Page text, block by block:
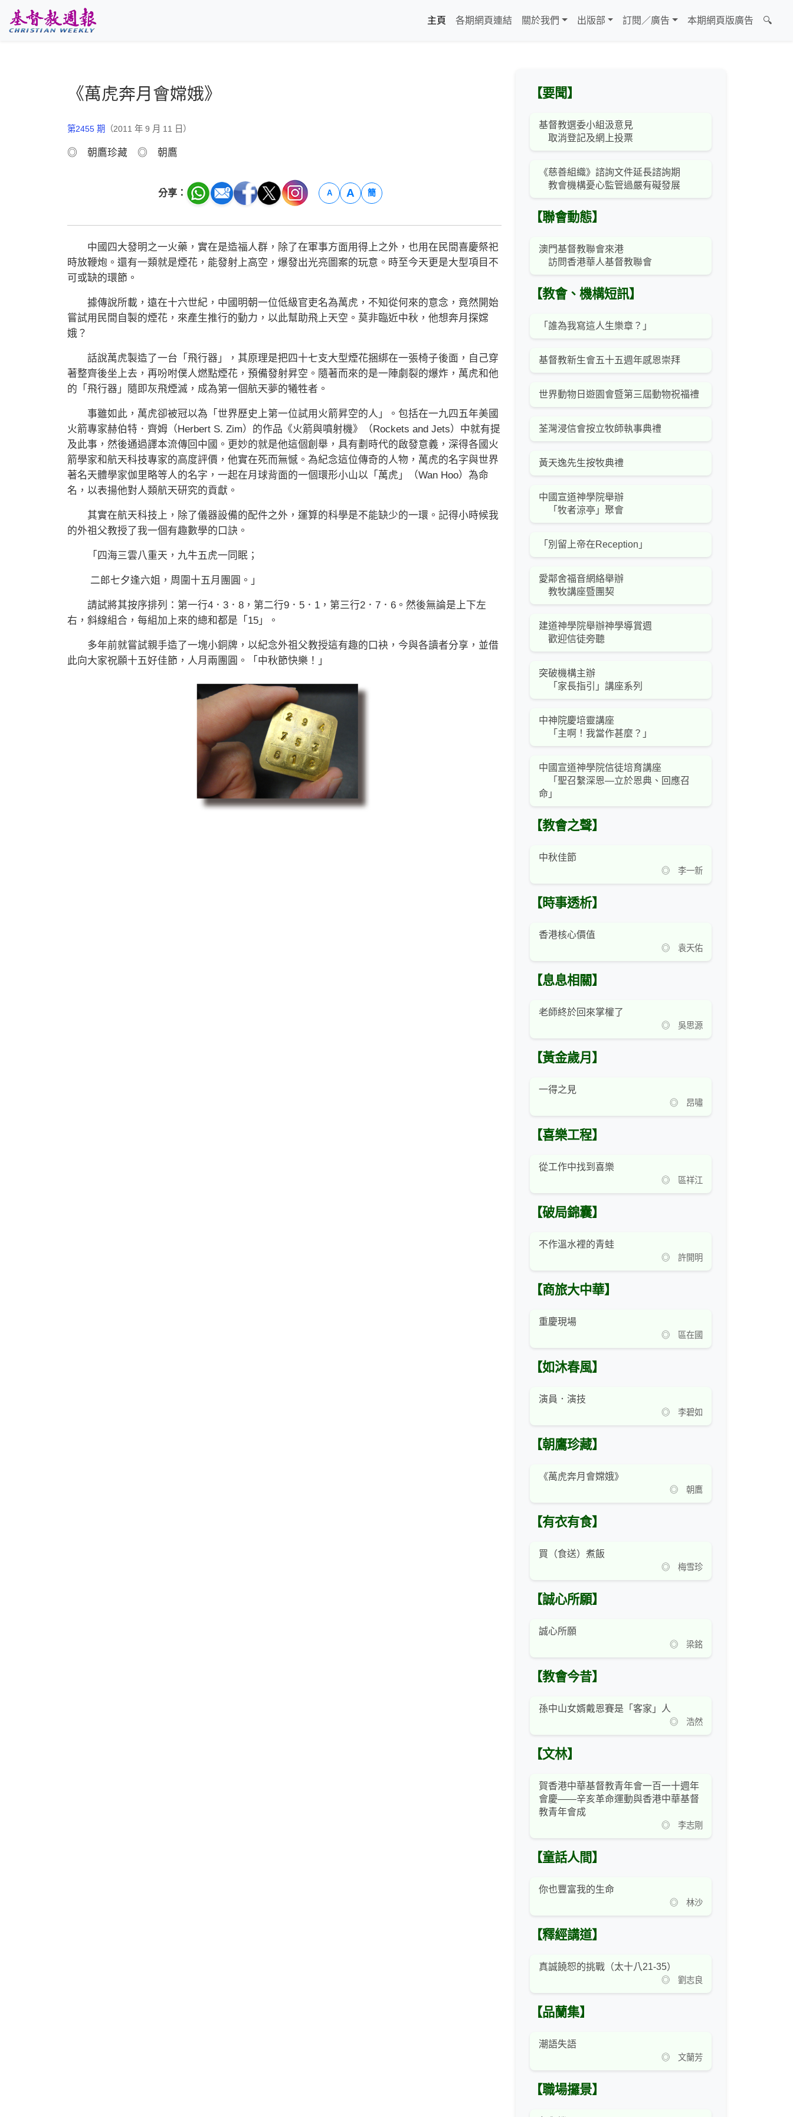
主頁
各期網頁連結 關於我們 出版部 訂閱／廣告 本期網頁版廣告 🔍
《萬虎奔月會嫦娥》
第2455 期 （2011 年 9 月 11 日）
◎ 朝鷹珍藏 ◎ 朝鷹
分享： A A 簡
中國四大發明之一火藥，實在是造福人群，除了在軍事方面用得上之外，也用在民間喜慶祭祀
時放鞭炮。還有一類就是煙花，能發射上高空，爆發出光亮圖案的玩意。時至今天更是大型項目不
可或缺的環節。
據傳說所載，遠在十六世紀，中國明朝一位低級官吏名為萬虎，不知從何來的意念，竟然開始
嘗試用民間自製的煙花，來產生推行的動力，以此幫助飛上天空。莫非臨近中秋，他想奔月探嫦
娥？
話說萬虎製造了一台「飛行器」，其原理是把四十七支大型煙花捆綁在一張椅子後面，自己穿
著整齊後坐上去，再吩咐僕人燃點煙花，預備發射昇空。隨著而來的是一陣劇裂的爆炸，萬虎和他
的「飛行器」隨即灰飛煙滅，成為第一個航天夢的犧牲者。
事雖如此，萬虎卻被冠以為「世界歷史上第一位試用火箭昇空的人」。包括在一九四五年美國
火箭專家赫伯特．齊姆（Herbert S. Zim）的作品《火箭與噴射機》（Rockets and Jets）中就有提
及此事，然後通過譯本流傳回中國。更妙的就是他這個創舉，具有劃時代的啟發意義，深得各國火
箭學家和航天科技專家的高度評價，他實在死而無憾。為紀念這位傳奇的人物，萬虎的名字與世界
著名天體學家伽里略等人的名字，一起在月球背面的一個環形小山以「萬虎」（Wan Hoo）為命
名，以表揚他對人類航天研究的貢獻。
其實在航天科技上，除了儀器設備的配件之外，運算的科學是不能缺少的一環。記得小時候我
的外祖父教授了我一個有趣數學的口訣。
「四海三雲八重天，九牛五虎一同眠；
二郎七夕逢六姐，周圍十五月團圓。」
請試將其按序排列：第一行4．3．8，第二行9．5．1，第三行2．7．6。然後無論是上下左
右，斜線組合，每組加上來的總和都是「15」。
多年前就嘗試親手造了一塊小銅牌，以紀念外祖父教授這有趣的口袂，今與各讀者分享，並借
此向大家祝願十五好佳節，人月兩團圓。「中秋節快樂！」
【要聞】
基督教選委小組汲意見
取消登記及網上投票
《慈善組織》諮詢文件延長諮詢期
教會機構憂心監管過嚴有礙發展
【聯會動態】
澳門基督教聯會來港
訪問香港華人基督教聯會
【教會、機構短訊】
「誰為我寫這人生樂章？」
基督教新生會五十五週年感恩崇拜
世界動物日遊園會暨第三屆動物祝福禮
荃灣浸信會按立牧師執事典禮
黃天逸先生按牧典禮
中國宣道神學院舉辦
「牧者涼亭」聚會
「別留上帝在Reception」
愛鄰舍福音網絡舉辦
教牧講座暨團契
建道神學院舉辦神學導賞週
歡迎信徒旁聽
突破機構主辦
「家長指引」講座系列
中神院慶培靈講座
「主啊！我當作甚麼？」
中國宣道神學院信徒培育講座
「聖召繫深恩—立於恩典、回應召
命」
【教會之聲】
中秋佳節
◎ 李一新
【時事透析】
香港核心價值
◎ 袁天佑
【息息相關】
老師終於回來掌權了
◎ 吳思源
【黃金歲月】
一得之見
◎ 昂嘯
【喜樂工程】
從工作中找到喜樂
◎ 區祥江
【破局錦囊】
不作溫水裡的青蛙
◎ 許開明
【商旅大中華】
重慶現場
◎ 區在國
【如沐春風】
演員．演技
◎ 李碧如
【朝鷹珍藏】
《萬虎奔月會嫦娥》
◎ 朝鷹
【有衣有食】
買（食送）煮飯
◎ 梅雪珍
【誠心所願】
誠心所願
◎ 梁銘
【教會今昔】
孫中山女婿戴恩賽是「客家」人
◎ 浩然
【文林】
賀香港中華基督教青年會一百一十週年
會慶——辛亥革命運動與香港中華基督
教青年會成
◎ 李志剛
【童話人間】
你也豐富我的生命
◎ 林沙
【釋經講道】
真誠饒恕的挑戰（太十八21-35）
◎ 劉志良
【品蘭集】
潮語失語
◎ 文蘭芳
【職場攞景】